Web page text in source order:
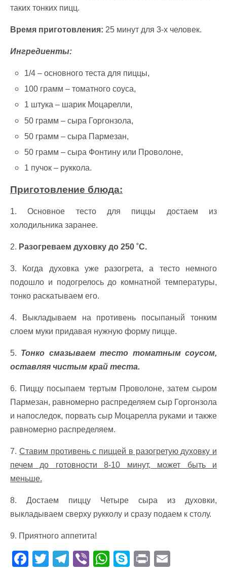
таких тонких пицц.
Время приготовления: 25 минут для 3-х человек.
Ингредиенты:
1/4 – основного теста для пиццы,
100 грамм – томатного соуса,
1 штука – шарик Моцарелли,
50 грамм – сыра Горгонзола,
50 грамм – сыра Пармезан,
50 грамм – сыра Фонтину или Проволоне,
1 пучок – руккола.
Приготовление блюда:
1. Основное тесто для пиццы достаем из
холодильника заранее.
2. Разогреваем духовку до 250 ˚С.
3. Когда духовка уже разогрета, а тесто немного
подошло и подогрелось до комнатной температуры,
тонко раскатываем его.
4. Выкладываем на противень посыпаный тонким
слоем муки придавая нужную форму пицце.
5. Тонко смазываем тесто томатным соусом,
оставляя чистым край теста.
6. Пиццу посыпаем тертым Проволоне, затем сыром
Пармезан, равномерно распределяем сыр Горгонзола
и напоследок, порвать сыр Моцарелла руками и также
равномерно распределяем.
7. Ставим противень с пиццей в разогретую духовку и
печем до готовности 8-10 минут, может быть и
меньше.
8. Достаем пиццу Четыре сыра из духовки,
выкладываем сверху рукколу и сразу подаем к столу.
9. Приятного аппетита!
F T T Vi W S Pr